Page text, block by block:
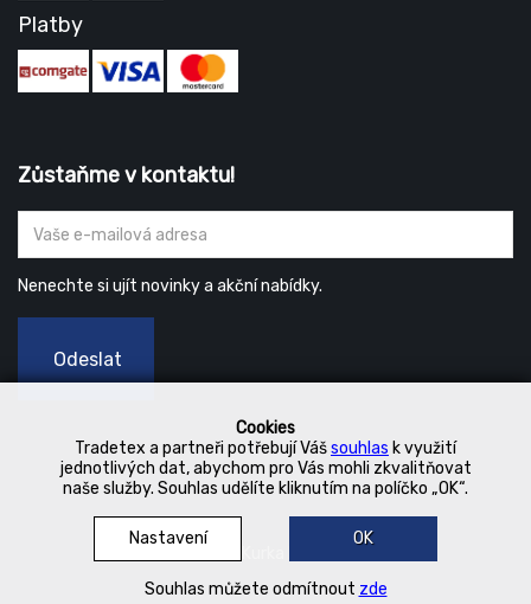
Cookies
Tradetex a partneři potřebují Vášsouhlas k využití
jednotlivých dat, abychom pro Vás mohli zkvalitňovat
naše služby. Souhlas udělíte kliknutím na políčko „OK“.
Nastavení OK
Souhlas můžete odmítnout zde
Platby
Zůstaňme v kontaktu!
Nenechte si ujít novinky a akční nabídky.
Odeslat